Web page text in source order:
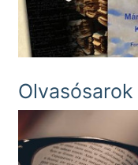
Olvasósarok